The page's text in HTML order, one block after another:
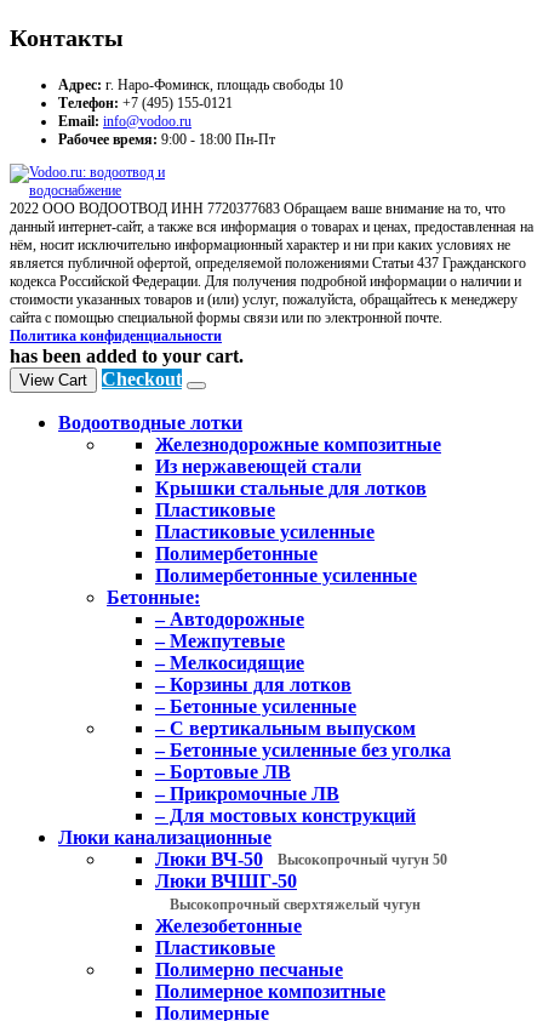
Контакты
Адрес: г. Наро-Фоминск, площадь свободы 10
Телефон: +7 (495) 155-0121
Email: info@vodoo.ru
Рабочее время: 9:00 - 18:00 Пн-Пт
2022 ООО ВОДООТВОД ИНН 7720377683 Обращаем ваше внимание на то, что
данный интернет-сайт, а также вся информация о товарах и ценах, предоставленная на
нём, носит исключительно информационный характер и ни при каких условиях не
является публичной офертой, определяемой положениями Статьи 437 Гражданского
кодекса Российской Федерации. Для получения подробной информации о наличии и
стоимости указанных товаров и (или) услуг, пожалуйста, обращайтесь к менеджеру
сайта с помощью специальной формы связи или по электронной почте.
Политика конфиденциальности
has been added to your cart.
View Cart Checkout
Водоотводные лотки
Железнодорожные композитные
Из нержавеющей стали
Крышки стальные для лотков
Пластиковые
Пластиковые усиленные
Полимербетонные
Полимербетонные усиленные
Бетонные:
– Автодорожные
– Межпутевые
– Мелкосидящие
– Корзины для лотков
– Бетонные усиленные
– С вертикальным выпуском
– Бетонные усиленные без уголка
– Бортовые ЛВ
– Прикромочные ЛВ
– Для мостовых конструкций
Люки канализационные
Люки ВЧ-50
Высокопрочный чугун 50
Люки ВЧШГ-50
Высокопрочный сверхтяжелый чугун
Железобетонные
Пластиковые
Полимерно песчаные
Полимерное композитные
Полимерные